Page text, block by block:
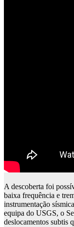
A descoberta foi
baixa frequência e
instrumentação
equipa do USGS, o
deslocamentos subtis